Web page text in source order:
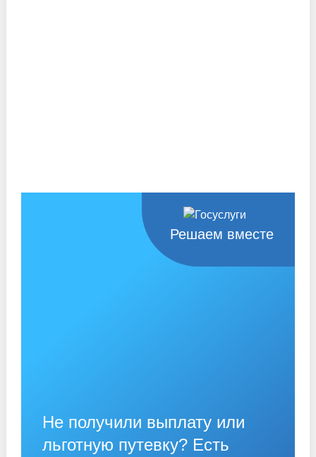
Решаем вместе
Не получили выплату или
льготную путевку? Есть